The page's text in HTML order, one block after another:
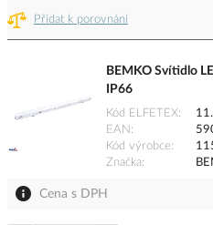
Přidat k porovnání
BEMKO Svítidlo
IP66
Kód ELFETEX
EAN
Kód výrobce
Značka
Cena s DPH